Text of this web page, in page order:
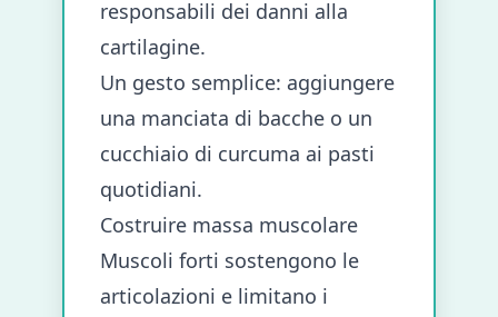
responsabili dei danni alla
cartilagine.
Un gesto semplice: aggiungere
una manciata di bacche o un
cucchiaio di curcuma ai pasti
quotidiani.
Costruire massa muscolare
Muscoli forti sostengono le
articolazioni e limitano i